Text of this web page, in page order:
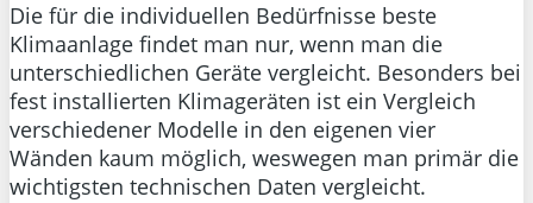
Die für die individuellen Bedürfnisse beste
Klimaanlage findet man nur, wenn man die
unterschiedlichen Geräte vergleicht. Besonders bei
fest installierten Klimageräten ist ein Vergleich
verschiedener Modelle in den eigenen vier
Wänden kaum möglich, weswegen man primär die
wichtigsten technischen Daten vergleicht.